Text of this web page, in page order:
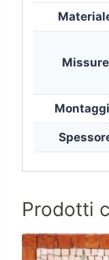
Missure
Prodotti